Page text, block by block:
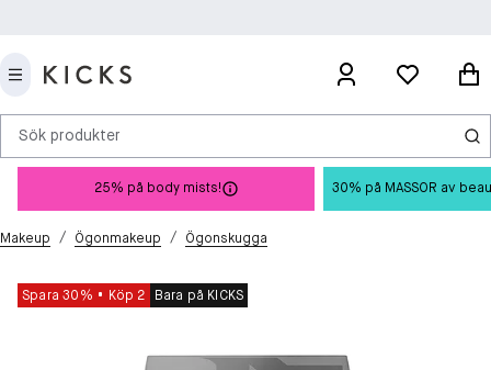
Sök produkter
25% på body mists! 30% på MASSOR av
Makeup / Ögonmakeup / Ögonskugga
Spara 30% Köp 2 Bara på KICKS